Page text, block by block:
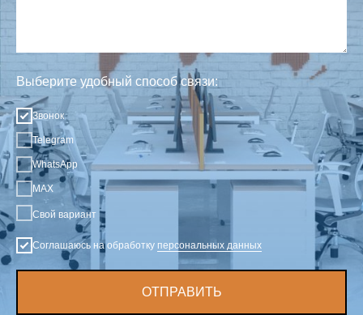
Выберите удобный способ связи:
Звонок
Telegram
WhatsApp
MAX
Свой вариант
Соглашаюсь на обработку персональных данных
ОТПРАВИТЬ